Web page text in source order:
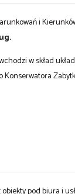
i
w skład
Konserwatora
pod biura i